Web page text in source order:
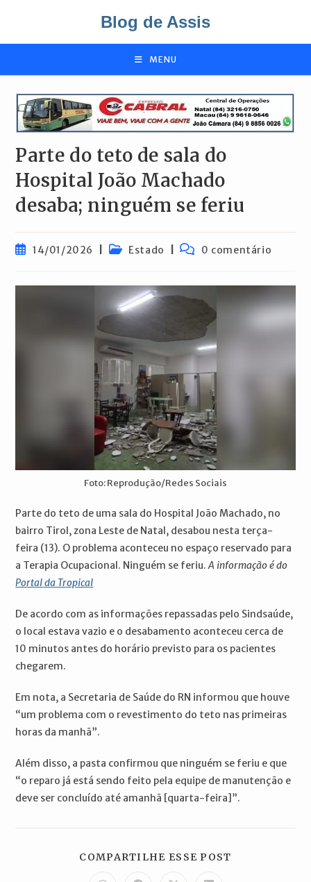
o
Blog de Assis
MENU
Parte do teto de sala do
Hospital João Machado
desaba; ninguém se feriu
Post14/01/2026
Categoria
Estado
Comentários
0 comentário
Foto: Reprodução/Redes Sociais
Parte do teto de uma sala do Hospital João Machado, no
bairro Tirol, zona Leste de Natal, desabou nesta terça-
feira (13). O problema aconteceu no espaço reservado para
a Terapia Ocupacional. Ninguém se feriu.A informação é do
Portal da Tropical
De acordo com as informações repassadas pelo Sindsaúde,
o local estava vazio e o desabamento aconteceu cerca de
10 minutos antes do horário previsto para os pacientes
chegarem.
Em nota, a Secretaria de Saúde do RN informou que houve
“um problema com o revestimento do teto nas primeiras
horas da manhã”.
Além disso, a pasta confirmou que ninguém se feriu e que
“o reparo já está sendo feito pela equipe de manutenção e
deve ser concluído até amanhã [quarta-feira]”.
COMPARTILHE ESSE POST